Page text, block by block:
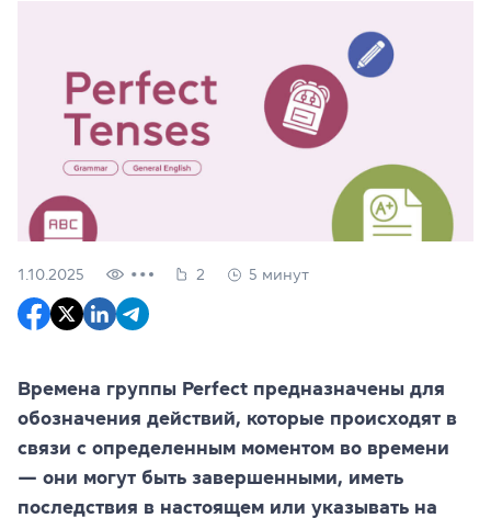
1.10.2025 2 5 минут
Времена группы Perfect предназначены для
обозначения действий, которые происходят в
связи с определенным моментом во времени
— они могут быть завершенными, иметь
последствия в настоящем или указывать на